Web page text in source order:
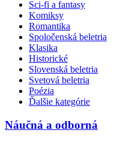
Sci-fi a fantasy
Komiksy
Romantika
Spoločenská beletria
Klasika
Historické
Slovenská beletria
Svetová beletria
Poézia
Ďalšie kategórie
Náučná a odborná